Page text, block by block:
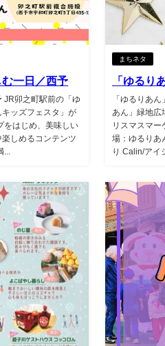
一日／西予
JR卯之町駅前の「ゆ
ッズフェスタ」が
をはじめ、美味しい
しめるコンテンツ
まちネタ
「ゆるり
「ゆるりあ
あん」緑地
リスマスマー
場：ゆるりあ
り Calin/アイ